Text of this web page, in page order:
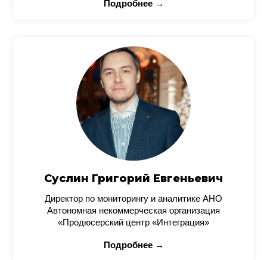
Подробнее →
Суслин Григорий Евгеньевич
Директор по мониторингу и аналитике АНО
Автономная некоммерческая организация
«Продюсерский центр «Интеграция»
Подробнее →